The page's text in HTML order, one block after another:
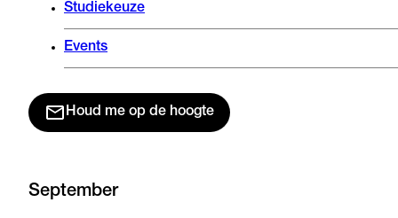
Studiekeuze
Events
Houd me op de hoogte
September